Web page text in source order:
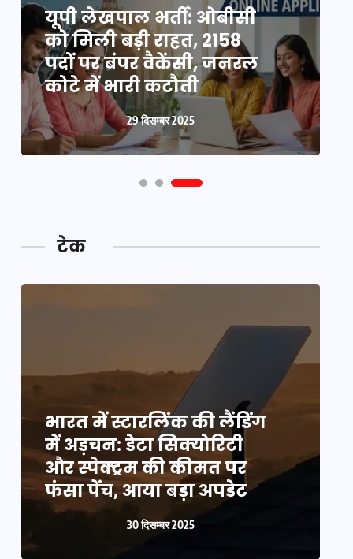
यूपी न्यूज़: नौकरों ने पिता-
पुत्री को 5 साल घर में बनाया
बंधक, बुजुर्ग की मौत, बेटी
बनी ‘कंकाल’
29 दिसम्बर 2025
यूपी लेखपाल भर्ती: ओबीसी
को मिली बड़ी राहत, 2158
पदों पर बंपर वैकेंसी, जनरल
कोटे में भारी कटौती
29 दिसम्बर 2025
टेक
भारत में स्टारलिंक की लैंडिंग
में अड़चन: डेटा सिक्योरिटी
और स्पेक्ट्रम की कीमत पर
फंसा पेंच, आया बड़ा अपडेट
30 दिसम्बर 2025